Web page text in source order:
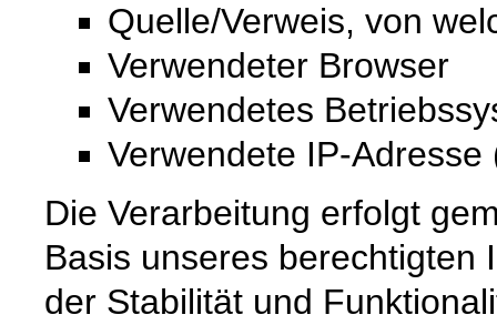
Quelle/Verweis, von
Verwendeter Browser
Verwendetes
Verwendete IP-
Die Verarbeitung erfolgt
Basis unseres berechtigten
der Stabilität und